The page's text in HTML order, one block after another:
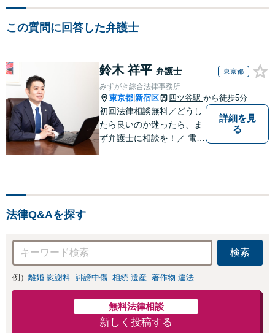
この質問に回答した弁護士
鈴木 祥平 弁護士 東京都
みずがき綜合法律事務所
東京都 新宿区 四ツ谷駅 から徒歩5分
初回法律相談無料／どうし
たら良いのか迷ったら、ま
ず弁護士に相談を！／ 電話
詳細を見
る
法律Q&Aを探す
検索
例） 離婚 慰謝料 誹謗中傷 相続 遺産 著作物 違法
無料法律相談
新しく投稿する